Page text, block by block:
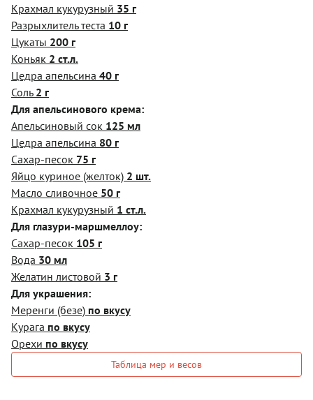
Крахмал кукурузный 35 г
Разрыхлитель теста 10 г
Цукаты 200 г
Коньяк 2 ст.л.
Цедра апельсина 40 г
Соль 2 г
Для апельсинового крема:
Апельсиновый сок 125 мл
Цедра апельсина 80 г
Сахар-песок 75 г
Яйцо куриное (желток) 2 шт.
Масло сливочное 50 г
Крахмал кукурузный 1 ст.л.
Для глазури-маршмеллоу:
Сахар-песок 105 г
Вода 30 мл
Желатин листовой 3 г
Для украшения:
Меренги (безе) по вкусу
Курага по вкусу
Орехи по вкусу
Таблица мер и весов